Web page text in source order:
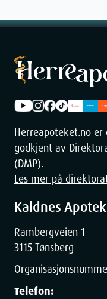
Herreapoteket.no
godkjent av
(DMP).
Les mer på
Kaldnes Apotek
Rambergveien 1
3115 Tønsberg
Telefon: